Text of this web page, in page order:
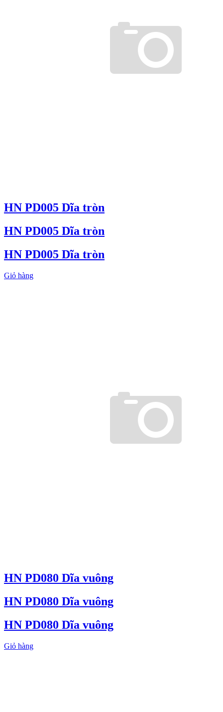
HN PD005 Dĩa tròn
HN PD005 Dĩa tròn
HN PD005 Dĩa tròn
Giỏ hàng
HN PD080 Dĩa vuông
HN PD080 Dĩa vuông
HN PD080 Dĩa vuông
Giỏ hàng